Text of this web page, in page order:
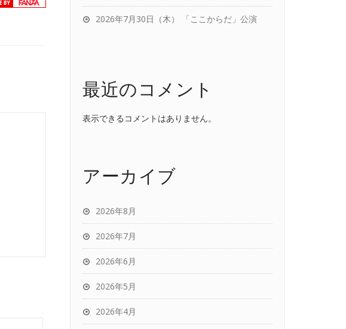
2026年7月30日（木） 「ここからだ」公演
最近のコメント
表示できるコメントはありません。
アーカイブ
2026年8月
2026年7月
2026年6月
2026年5月
2026年4月